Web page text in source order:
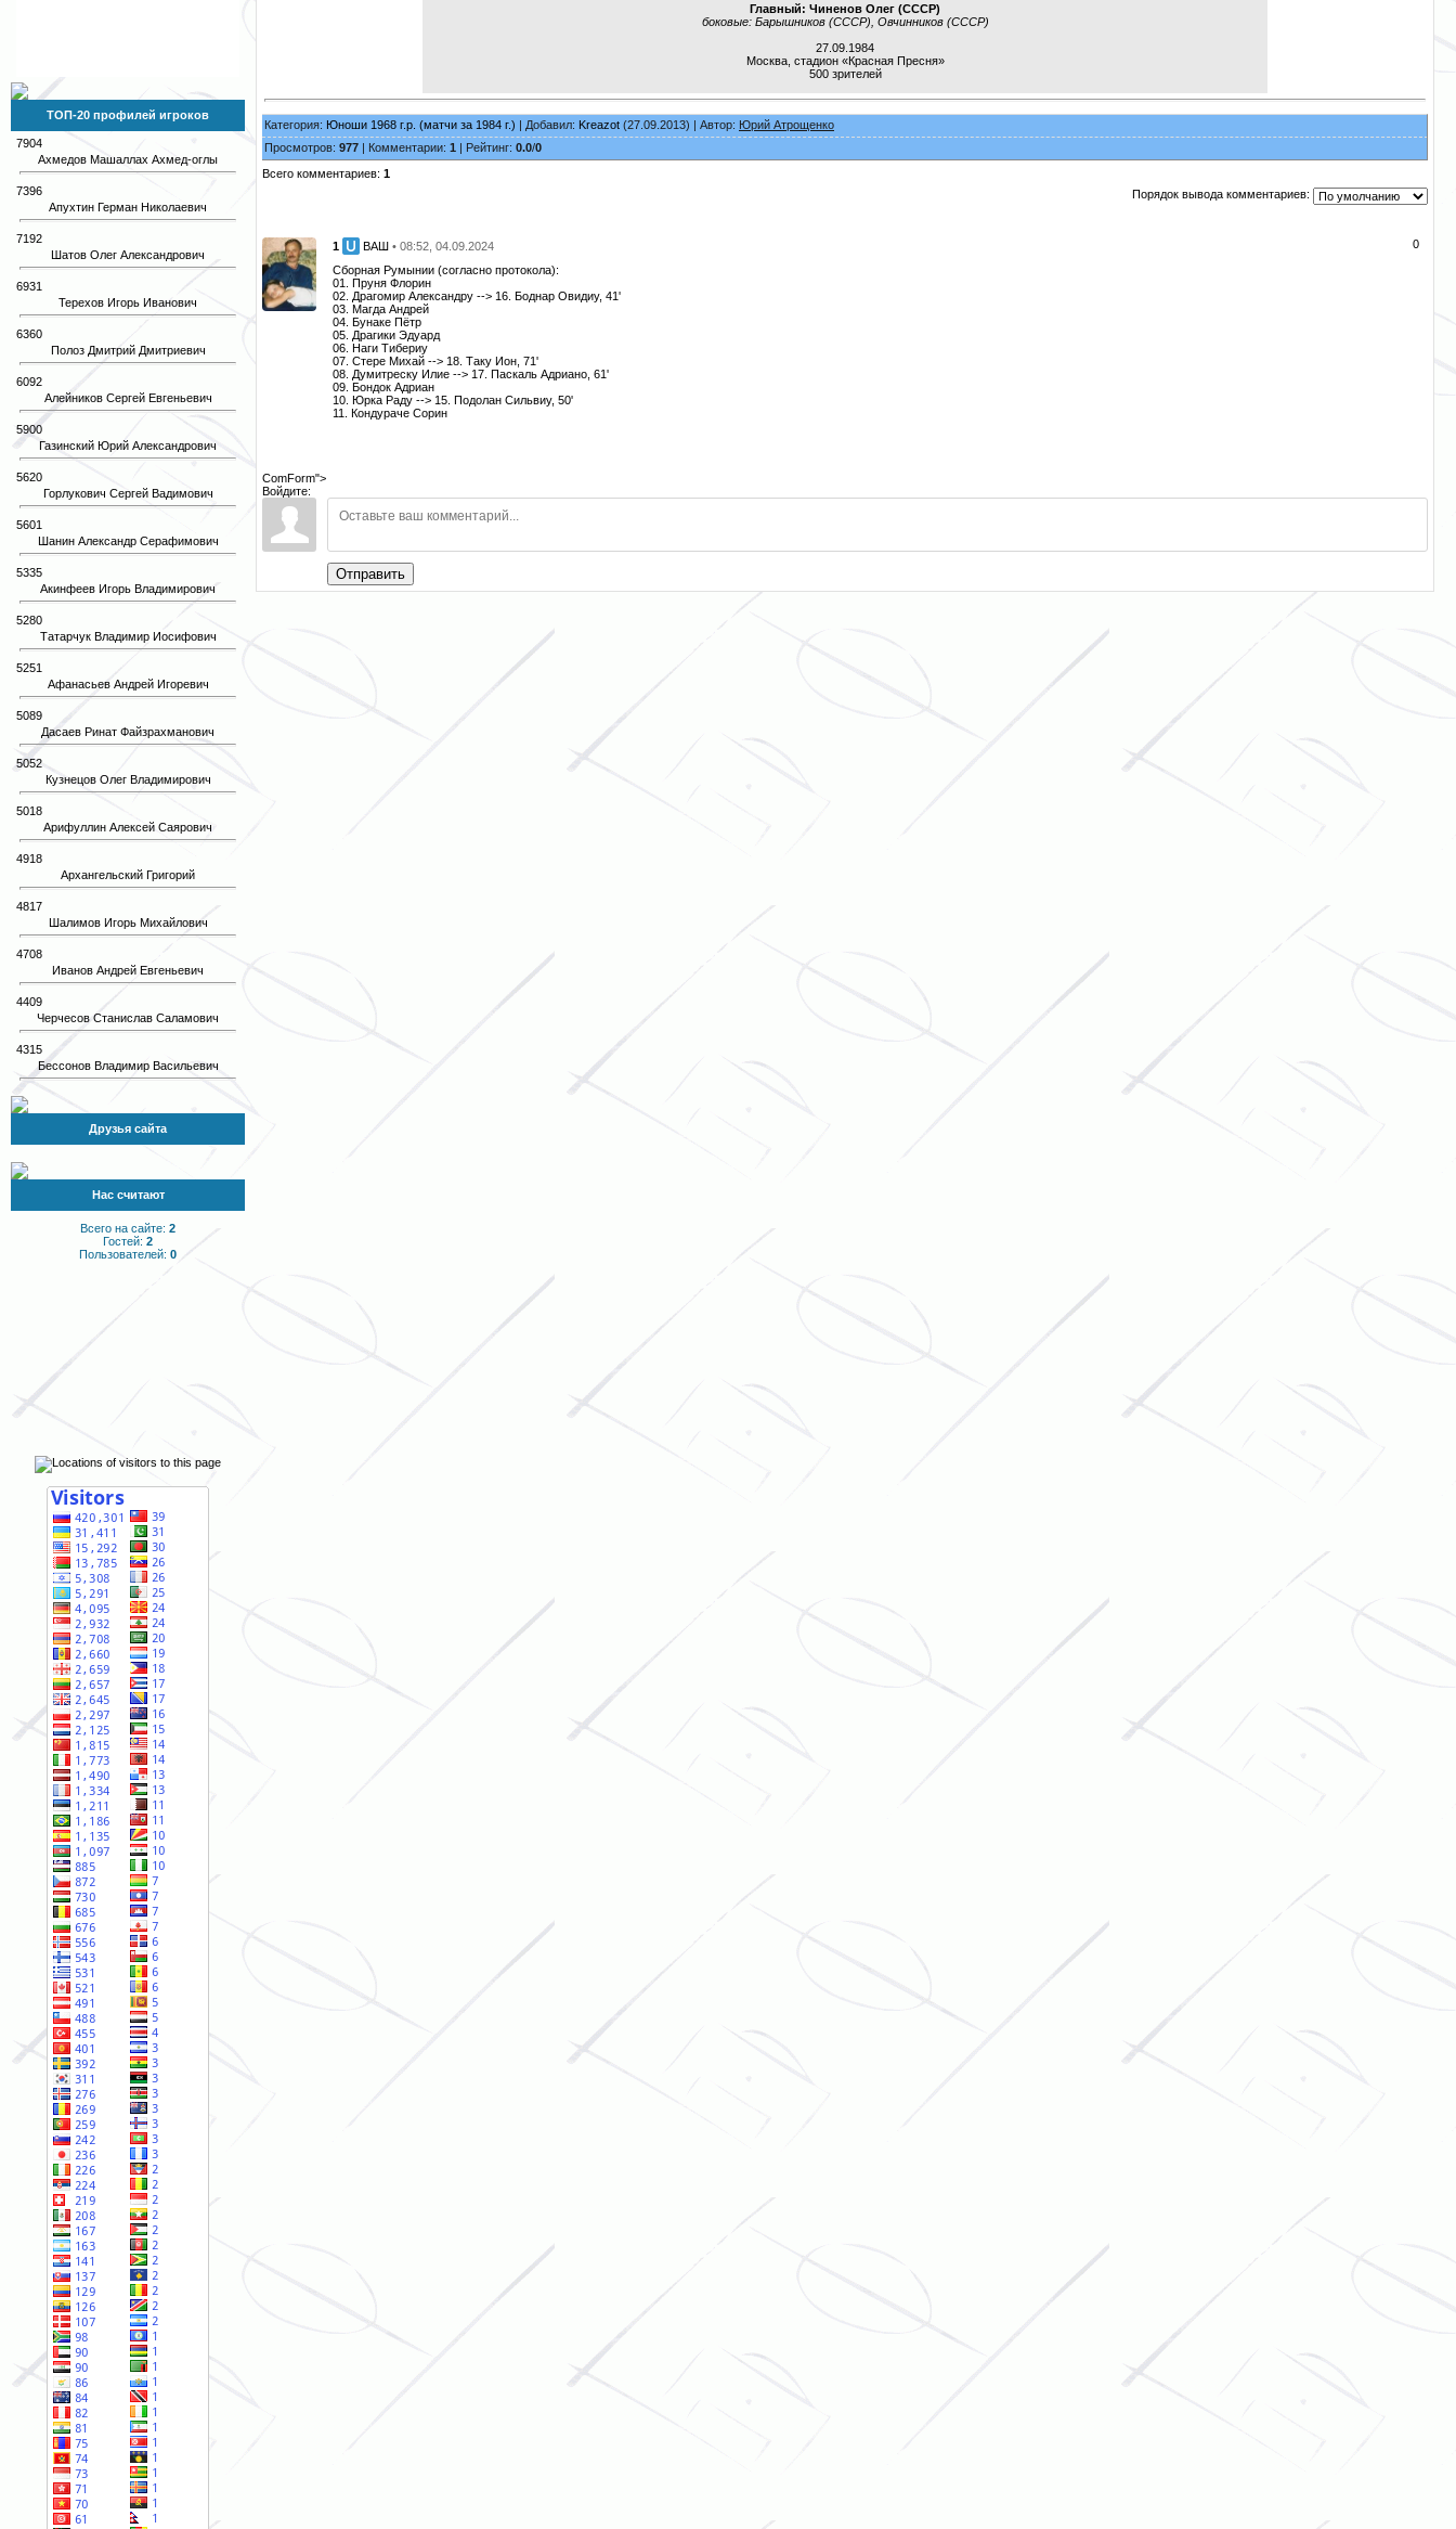
ТОП-20 профилей игроков
7904
Ахмедов Машаллах Ахмед-оглы
7396
Апухтин Герман Николаевич
7192
Шатов Олег Александрович
6931
Терехов Игорь Иванович
6360
Полоз Дмитрий Дмитриевич
6092
Алейников Сергей Евгеньевич
5900
Газинский Юрий Александрович
5620
Горлукович Сергей Вадимович
5601
Шанин Александр Серафимович
5335
Акинфеев Игорь Владимирович
5280
Татарчук Владимир Иосифович
5251
Афанасьев Андрей Игоревич
5089
Дасаев Ринат Файзрахманович
5052
Кузнецов Олег Владимирович
5018
Арифуллин Алексей Саярович
4918
Архангельский Григорий
4817
Шалимов Игорь Михайлович
4708
Иванов Андрей Евгеньевич
4409
Черчесов Станислав Саламович
4315
Бессонов Владимир Васильевич
Друзья сайта
Нас считают
Всего на сайте: 2
Гостей: 2
Пользователей: 0
Главный: Чиненов Олег (СССР)
боковые: Барышников (СССР), Овчинников (СССР)
27.09.1984
Москва, стадион «Красная Пресня»
500 зрителей
Категория: Юноши 1968 г.р. (матчи за 1984 г.) | Добавил: Kreazot (27.09.2013) | Автор: Юрий Атрощенко
Просмотров: 977 | Комментарии: 1 | Рейтинг: 0.0/0
Всего комментариев: 1
Порядок вывода комментариев:
0
1 ВАШ • 08:52, 04.09.2024
Сборная Румынии (согласно протокола):
01. Пруня Флорин
02. Драгомир Александру --> 16. Боднар Овидиу, 41'
03. Магда Андрей
04. Бунаке Пётр
05. Драгики Эдуард
06. Наги Тибериу
07. Стере Михай --> 18. Таку Ион, 71'
08. Думитреску Илие --> 17. Паскаль Адриано, 61'
09. Бондок Адриан
10. Юрка Раду --> 15. Подолан Сильвиу, 50'
11. Кондураче Сорин
ComForm">
Войдите:
Отправить